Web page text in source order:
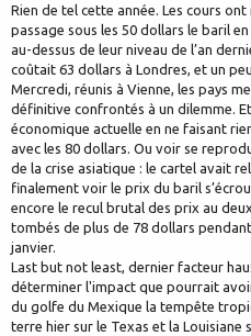
Rien de tel cette année. Les cours
passage sous les 50 dollars le baril
au-dessus de leur niveau de l’an
coûtait 63 dollars à Londres, et un
Mercredi, réunis à Vienne, les pays
définitive confrontés à un dilemme.
économique actuelle en ne faisant
avec les 80 dollars. Ou voir se
de la crise asiatique : le cartel avait
finalement voir le prix du baril
encore le recul brutal des prix au
tombés de plus de 78 dollars
janvier.
Last but not least, dernier facteur
déterminer l'impact que pourrait
du golfe du Mexique la tempête
terre hier sur le Texas et la Louisiane